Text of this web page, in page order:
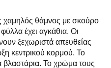
χαμηλός θάμνος με σκούρο
έχει αγκάθια. Οι
ξεχωριστά απευθείας
κεντρικού κορμού. Το
βλαστάρια. Το χρώμα τους